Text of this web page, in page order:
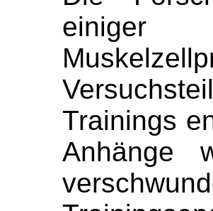
einiger
Trainings
Anhänge